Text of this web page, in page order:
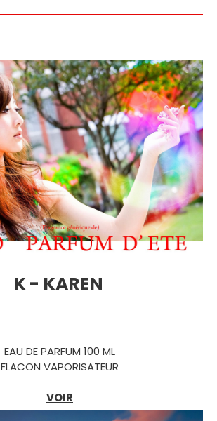
K - KAREN
EAU DE PARFUM 100 ML
FLACON VAPORISATEUR
VOIR